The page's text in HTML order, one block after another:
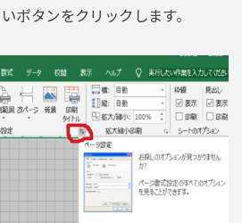
ボタンをクリックします。